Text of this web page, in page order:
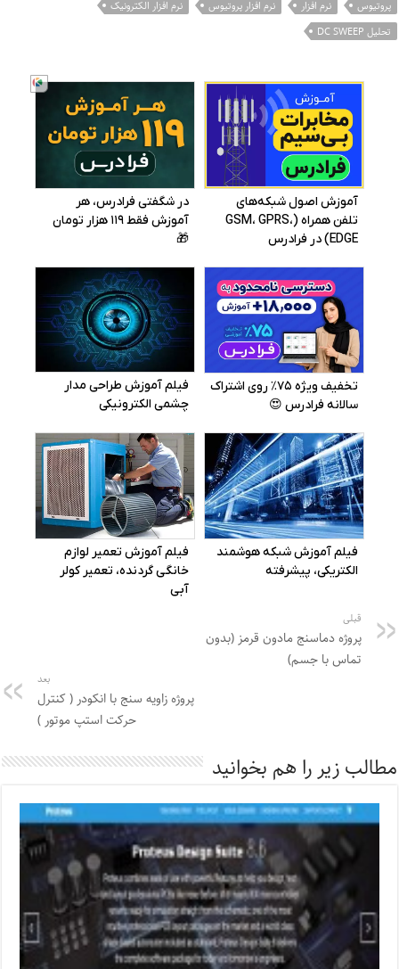
پروتیوس
نرم افزار نرم افزار پروتیوس
نرم افزار الکترونیک
تحلیل DC SWEEP
قبلی
پروژه دماسنج مادون قرمز (بدون
تماس با جسم)
بعد
پروژه زاویه سنج با انکودر ( کنترل
حرکت استپ موتور )
مطالب زیر را هم بخوانید